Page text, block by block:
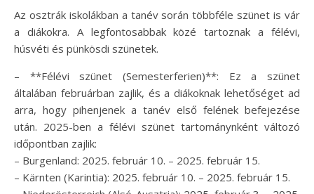
Az osztrák iskolákban a tanév során többféle szünet is vár
a diákokra. A legfontosabbak közé tartoznak a félévi,
húsvéti és pünkösdi szünetek.
– **Félévi szünet (Semesterferien)**: Ez a szünet
általában februárban zajlik, és a diákoknak lehetőséget ad
arra, hogy pihenjenek a tanév első felének befejezése
után. 2025-ben a félévi szünet tartománynként változó
időpontban zajlik:
– Burgenland: 2025. február 10. – 2025. február 15.
– Kärnten (Karintia): 2025. február 10. – 2025. február 15.